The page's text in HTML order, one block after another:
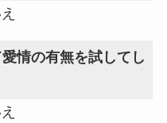
情の有無を試してし